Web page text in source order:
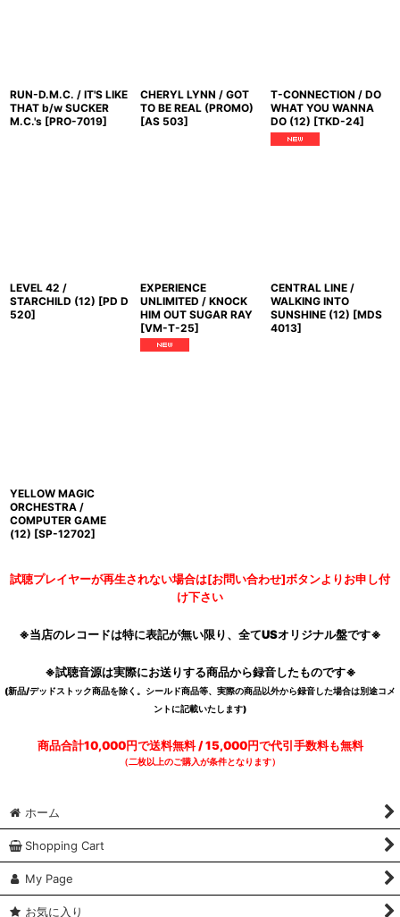
RUN-D.M.C. / IT'S LIKE
THAT b/w SUCKER
M.C.'s [PRO-7019]
CHERYL LYNN / GOT
TO BE REAL (PROMO)
[AS 503]
T-CONNECTION / DO
WHAT YOU WANNA
DO (12) [TKD-24]
LEVEL 42 /
STARCHILD (12) [PD D
520]
EXPERIENCE
UNLIMITED / KNOCK
HIM OUT SUGAR RAY
[VM-T-25]
CENTRAL LINE /
WALKING INTO
SUNSHINE (12) [MDS
4013]
YELLOW MAGIC
ORCHESTRA /
COMPUTER GAME
(12) [SP-12702]
試聴プレイヤーが再生されない場合は[お問い合わせ]ボタンよりお申し付
け下さい
※当店のレコードは特に表記が無い限り、全てUSオリジナル盤です※
※試聴音源は実際にお送りする商品から録音したものです※
(新品/デッドストック商品を除く。シールド商品等、実際の商品以外から録音した場合は別途コメ
ントに記載いたします)
商品合計10,000円で送料無料 / 15,000円で代引手数料も無料
（二枚以上のご購入が条件となります）
ホーム
Shopping Cart
My Page
お気に入り